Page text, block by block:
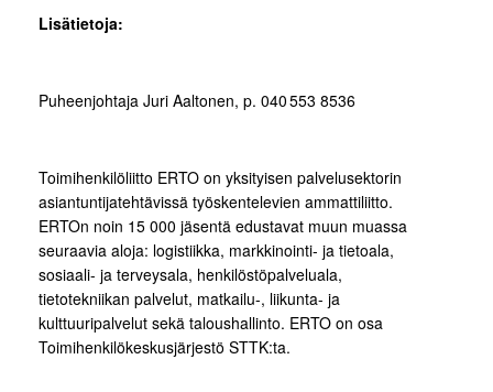
Lisätietoja:
Puheenjohtaja Juri Aaltonen, p. 040 553 8536
Toimihenkilöliitto ERTO on yksityisen palvelusektorin
asiantuntijatehtävissä työskentelevien ammattiliitto.
ERTOn noin 15 000 jäsentä edustavat muun muassa
seuraavia aloja: logistiikka, markkinointi- ja tietoala,
sosiaali- ja terveysala, henkilöstöpalveluala,
tietotekniikan palvelut, matkailu-, liikunta- ja
kulttuuripalvelut sekä taloushallinto. ERTO on osa
Toimihenkilökeskusjärjestö STTK:ta.